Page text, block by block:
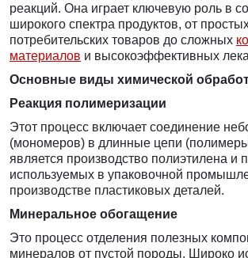
реакций. Она играет ключевую роль в
широкого спектра продуктов, от
потребительских товаров до сложных
материалов и высокоэффективных
Основные виды химической
Реакция полимеризации
Этот процесс включает соединение
(мономеров) в длинные цепи
является производство полиэтилена и
используемых в упаковочной
производстве пластиковых деталей.
Минеральное обогащение
Это процесс отделения полезных
минералов от пустой породы. Широко